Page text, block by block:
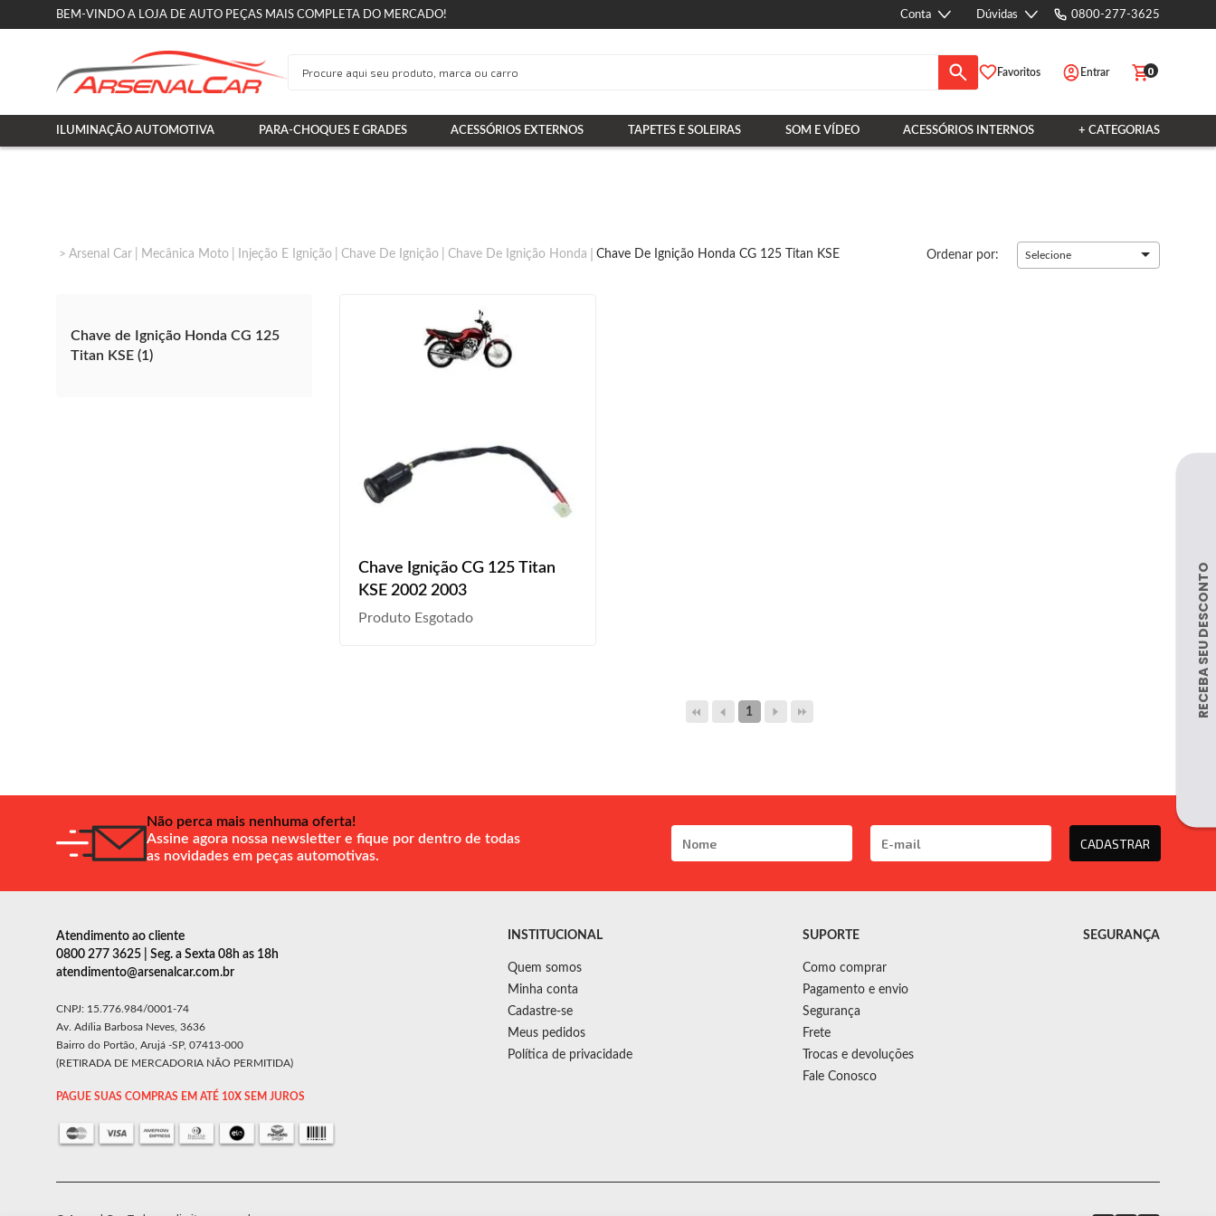
BEM-VINDO A LOJA DE AUTO PEÇAS MAIS COMPLETA DO MERCADO! Conta Dúvidas 0800-277-3625
Favoritos Entrar 0
ILUMINAÇÃO AUTOMOTIVA PARA-CHOQUES E GRADES ACESSÓRIOS EXTERNOS TAPETES E SOLEIRAS SOM E VÍDEO ACESSÓRIOS INTERNOS + CATEGORIAS
Arsenal Car Mecânica Moto Injeção E Ignição Chave De Ignição Chave De Ignição Honda Chave De Ignição Honda CG 125 Titan KSE Ordenar por: Selecione
Chave de Ignição Honda CG 125
Titan KSE (1)
Chave Ignição CG 125 Titan
KSE 2002 2003
Produto Esgotado
1
Não perca mais nenhuma oferta!
Assine agora nossa newsletter e fique por dentro de todas
as novidades em peças automotivas.
CADASTRAR
Atendimento ao cliente
0800 277 3625 | Seg. a Sexta 08h as 18h
atendimento@arsenalcar.com.br
CNPJ: 15.776.984/0001-74
Av. Adília Barbosa Neves, 3636
Bairro do Portão, Arujá -SP, 07413-000
(RETIRADA DE MERCADORIA NÃO PERMITIDA)
PAGUE SUAS COMPRAS EM ATÉ 10X SEM JUROS
INSTITUCIONAL
Quem somos
Minha conta
Cadastre-se
Meus pedidos
Política de privacidade
SUPORTE
Como comprar
Pagamento e envio
Segurança
Frete
Trocas e devoluções
Fale Conosco
SEGURANÇA